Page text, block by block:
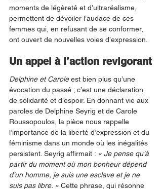
moments de légèreté et d’ultraréalisme,
permettent de dévoiler l’audace de ces
femmes qui, en refusant de se conformer,
ont ouvert de nouvelles voies d’expression.
Un appel à l’action revigorant
Delphine et Carole est bien plus qu’une
évocation du passé ; c’est une déclaration
de solidarité et d’espoir. En donnant vie aux
paroles de Delphine Seyrig et de Carole
Roussopoulos, la pièce nous rappelle
l’importance de la liberté d’expression et du
féminisme dans un monde où les inégalités
persistent. Seyrig affirmait : « Je pense qu’à
partir du moment où mon bonheur dépend
d’un homme, je suis une esclave et je ne
suis pas libre. » Cette phrase, qui résonne